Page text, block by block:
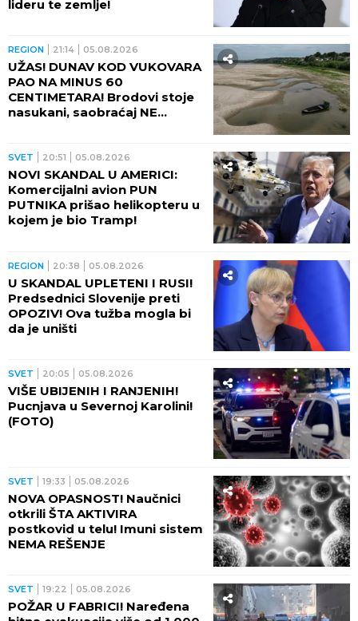
UDVOSTRUČIO SE BROJ
stravičnom brzinom, najnovije
brojke i najsnažnije bacaju u
OČAJ
REGION 23:41 05.08.2026
OVAJ GRAD NA BALKANU SE
REKORDI! Nigde žive duše na
ulicama, ali u četvrtak sledi
veliki preokret
SVET 23:20 05.08.2026
DŽIHADISTI UPALI IZ MAROKA
šokantne detalje masovnog
ulaska migranata
SVET 22:54 05.08.2026
KRŠENJE POMORSKE
Jemenska vojska gađala
saudijski tanker! OVO SE
OPASNO ZAKUVALO
SVET 22:28
izveštaje o testiranju oružja,
evo KO ih je prepao
SVET 21:58 05.08.2026
UKRAJINCI DIŽU RUKE OD
rezultati ankete smučili su se
lideru te zemlje!